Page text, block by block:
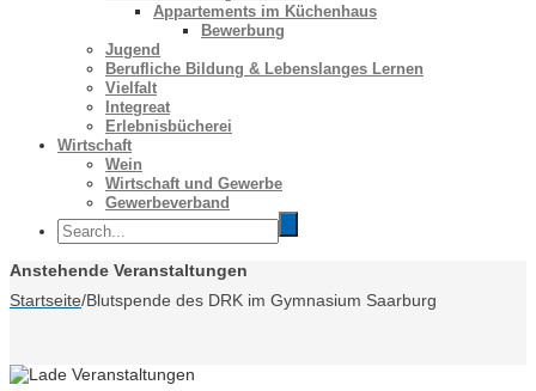
Appartements im Küchenhaus
Bewerbung
Jugend
Berufliche Bildung & Lebenslanges Lernen
Vielfalt
Integreat
Erlebnisbücherei
Wirtschaft
Wein
Wirtschaft und Gewerbe
Gewerbeverband
Anstehende Veranstaltungen
Startseite/Blutspende des DRK im Gymnasium Saarburg